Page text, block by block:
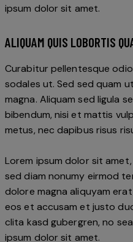
ipsum dolor sit amet.
ALIQUAM QUIS LOBORTIS
Curabitur pellentesque
sodales ut. Sed sed quam
magna. Aliquam sed ligula
bibendum, nisi et mattis
metus, nec dapibus risus
Lorem ipsum dolor sit
sed diam nonumy eirmod
dolore magna aliquyam
eos et accusam et justo
clita kasd gubergren, no
ipsum dolor sit amet.